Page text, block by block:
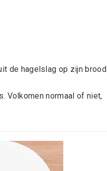
de hagelslag op zijn brood
Volkomen normaal of niet,